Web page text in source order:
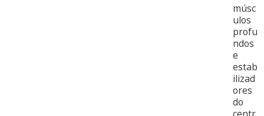
músc
ulos
profu
ndos
e
estab
ilizad
ores
do